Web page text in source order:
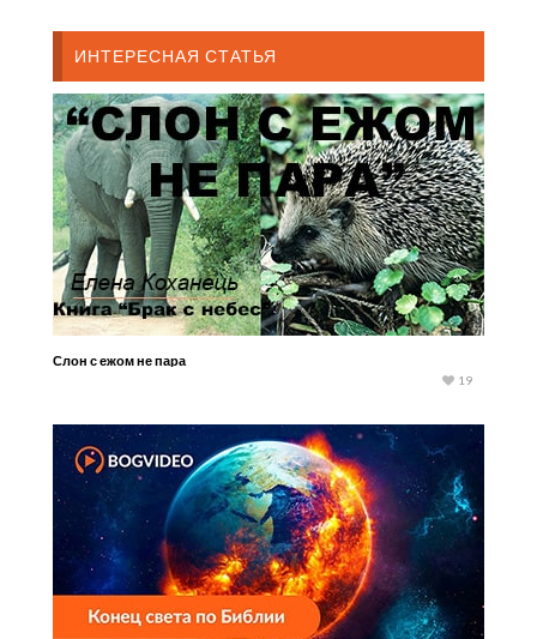
ИНТЕРЕСНАЯ СТАТЬЯ
Слон с ежом не пара
19